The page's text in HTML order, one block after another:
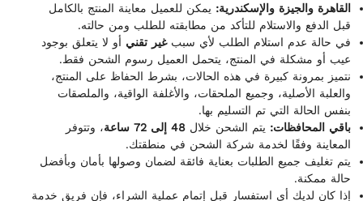
القاهرة والجيزة والإسكندرية: يمكن للعميل معاينة المنتج بالكامل
قبل الدفع والاستلام للتأكد من مطابقته للطلب ومن حالته.
في حالة عدم استلام الطلب لأي سببغير تقني أو لا يتعلق بوجود
عيب أو مشكلة في المنتج، يتحمل العميل رسوم الشحن فقط.
نتميز بمرونة كبيرة في هذه الحالات، بشرط الحفاظ على المنتج،
والعلبة الأصلية، وجميع الملحقات، والأغلفة الواقية، والملصقات
بنفس الحالة التي تم التسليم بها.
باقي المحافظات: يتم الشحن خلال 48 إلى 72 ساعة
، وتتوفر
المعاينة وفقًا لخدمة شركة الشحن في منطقتك.
يتم تغليف جميع الطلبات بعناية فائقة لضمان وصولها بأمان وبأفضل
حالة ممكنة.
إذا كان لديك أي استفسار قبل إتمام عملية الشراء، فإن فريق خدمة